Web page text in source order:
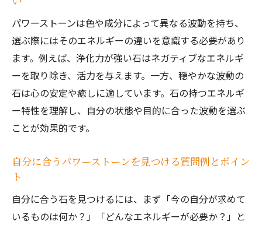
の工夫
ペンデュラムを使った守りのパワーストー
ン診断法
口コミで語られるパワーストーンの守護体
験
ペンデュラムで天然石の力を確かめる方法
の基本
ンとの関係
パワーストーン選びに役立つペンデュラム
パワーストーンは色や成分によって異なる波動を持ち、
選ぶ際にはそのエネルギーの違いを意識する必要があり
ます。例えば、浄化力が強い石はネガティブなエネルギ
ーを取り除き、活力を与えます。一方、穏やかな波動の
石は心の安定や癒しに適しています。石の持つエネルギ
ー特性を理解し、自分の状態や目的に合った波動を選ぶ
ことが効果的です。
自分に合うパワーストーンを見つける質問例とポイン
ト
自分に合う石を見つけるには、まず「今の自分が求めて
いるものは何か？」「どんなエネルギーが必要か？」と